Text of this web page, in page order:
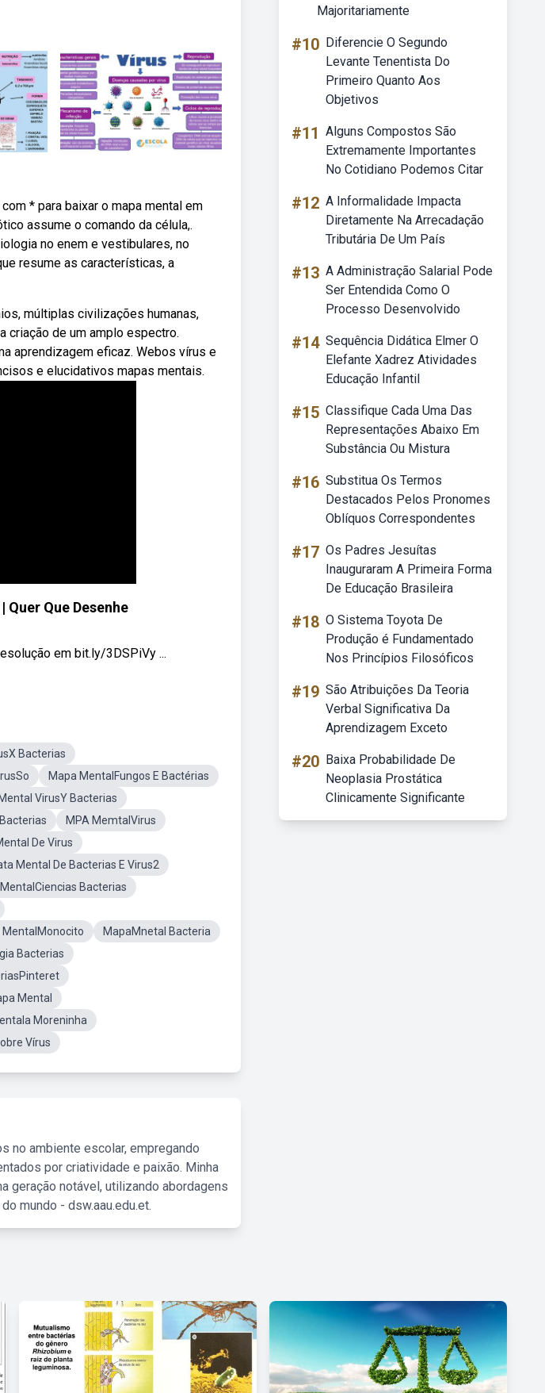
* para baixar o mapa mental em
assume o comando da célula,.
no enem e vestibulares, no
resume as características, a
múltiplas civilizações humanas,
criação de um amplo espectro.
aprendizagem eficaz. Webos vírus e
e elucidativos mapas mentais.
Quer Que Desenhe
em bit.ly/3DSPiVy ...
Bacterias
Mapa MentalFungos E Bactérias
VirusY Bacterias
MPA MemtalVirus
De Virus
Mental De Bacterias E Virus2
Bacterias
MentalMonocito
MapaMnetal Bacteria
Bacterias
Mental
Moreninha
Vírus
no ambiente escolar, empregando
por criatividade e paixão. Minha
geração notável, utilizando abordagens
mundo - dsw.aau.edu.et.
Majoritariamente
#10 Diferencie O Segundo
Levante Tenentista Do
Primeiro Quanto Aos
Objetivos
#11 Alguns Compostos São
Extremamente Importantes
No Cotidiano Podemos Citar
#12 A Informalidade Impacta
Diretamente Na Arrecadação
Tributária De Um País
#13 A Administração Salarial Pode
Ser Entendida Como O
Processo Desenvolvido
#14 Sequência Didática Elmer O
Elefante Xadrez Atividades
Educação Infantil
#15 Classifique Cada Uma Das
Representações Abaixo Em
Substância Ou Mistura
#16 Substitua Os Termos
Destacados Pelos Pronomes
Oblíquos Correspondentes
#17 Os Padres Jesuítas
Inauguraram A Primeira Forma
De Educação Brasileira
#18 O Sistema Toyota De
Produção é Fundamentado
Nos Princípios Filosóficos
#19 São Atribuições Da Teoria
Verbal Significativa Da
Aprendizagem Exceto
#20 Baixa Probabilidade De
Neoplasia Prostática
Clinicamente Significante